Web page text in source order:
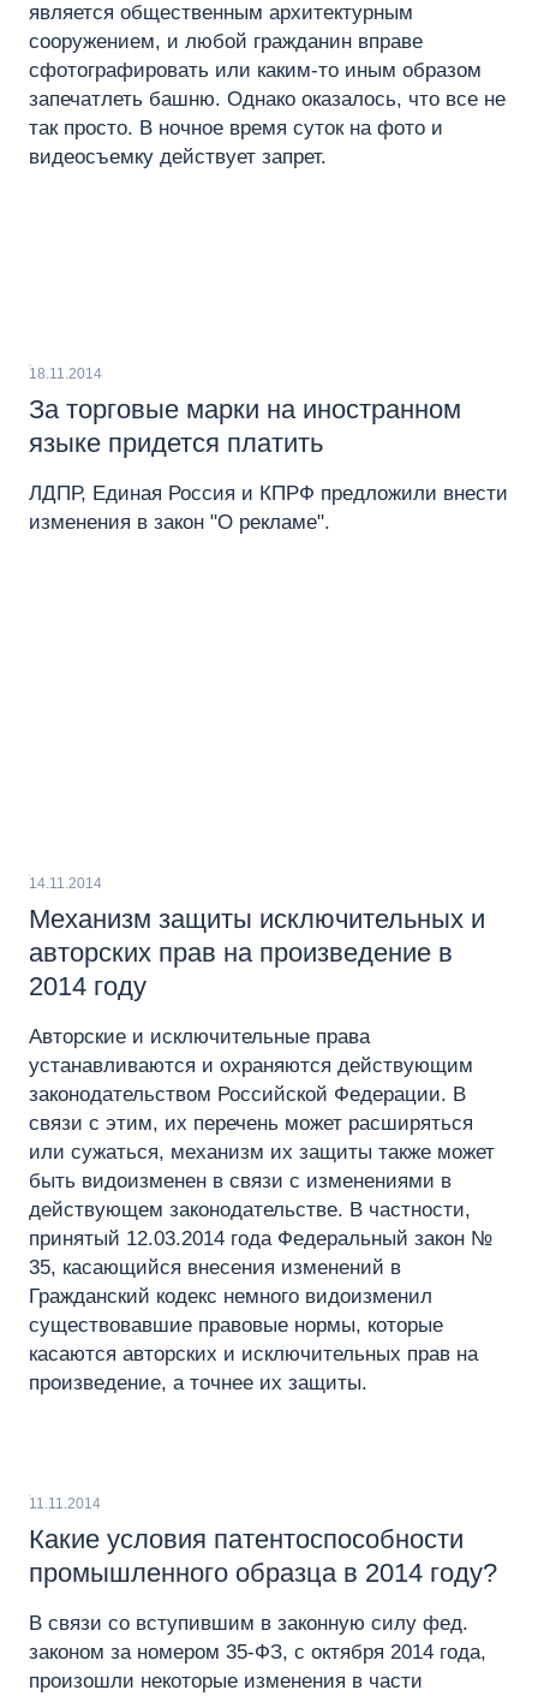
является общественным архитектурным
сооружением, и любой гражданин вправе
сфотографировать или каким-то иным образом
запечатлеть башню. Однако оказалось, что все не
так просто. В ночное время суток на фото и
видеосъемку действует запрет.
18.11.2014
За торговые марки на иностранном
языке придется платить
ЛДПР, Единая Россия и КПРФ предложили внести
изменения в закон "О рекламе".
14.11.2014
Механизм защиты исключительных и
авторских прав на произведение в
2014 году
Авторские и исключительные права
устанавливаются и охраняются действующим
законодательством Российской Федерации. В
связи с этим, их перечень может расширяться
или сужаться, механизм их защиты также может
быть видоизменен в связи с изменениями в
действующем законодательстве. В частности,
принятый 12.03.2014 года Федеральный закон №
35, касающийся внесения изменений в
Гражданский кодекс немного видоизменил
существовавшие правовые нормы, которые
касаются авторских и исключительных прав на
произведение, а точнее их защиты.
11.11.2014
Какие условия патентоспособности
промышленного образца в 2014 году?
В связи со вступившим в законную силу фед.
законом за номером 35-ФЗ, с октября 2014 года,
произошли некоторые изменения в части